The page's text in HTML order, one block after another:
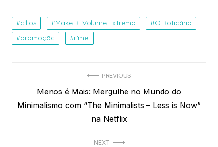
cílios Make B. Volume Extremo
O Boticário
promoção
rímel
PREVIOUS
Previous
post:
Menos é Mais: Mergulhe no Mundo do
Minimalismo com “The Minimalists – Less is Now”
na Netflix
NEXT